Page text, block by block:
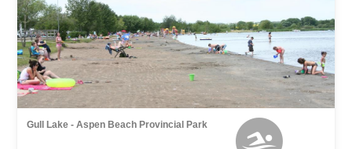
Gull Lake - Aspen Beach Provincial Park